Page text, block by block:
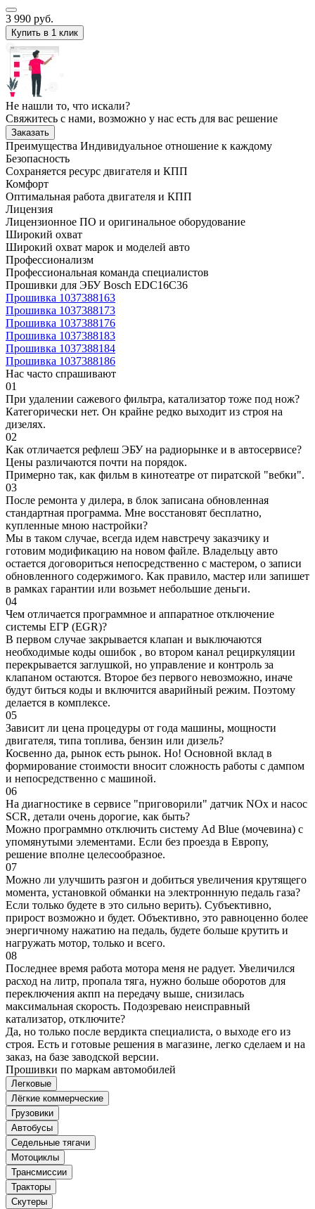
3 990 руб.
Купить в 1 клик
Не нашли то, что искали?
Свяжитесь с нами, возможно у нас есть для вас решение
Заказать
Преимущества Индивидуальное отношение к каждому
Безопасность
Сохраняется ресурс двигателя и КПП
Комфорт
Оптимальная работа двигателя и КПП
Лицензия
Лицензионное ПО и оригинальное оборудование
Широкий охват
Широкий охват марок и моделей авто
Профессионализм
Профессиональная команда специалистов
Прошивки для ЭБУ Bosch EDC16C36
Прошивка 1037388163
Прошивка 1037388173
Прошивка 1037388176
Прошивка 1037388183
Прошивка 1037388184
Прошивка 1037388186
Нас часто спрашивают
01
При удалении сажевого фильтра, катализатор тоже под нож?
Категорически нет. Он крайне редко выходит из строя на
дизелях.
02
Как отличается рефлеш ЭБУ на радиорынке и в автосервисе?
Цены различаются почти на порядок.
Примерно так, как фильм в кинотеатре от пиратской "вебки".
03
После ремонта у дилера, в блок записана обновленная
стандартная программа. Мне восстановят бесплатно,
купленные мною настройки?
Мы в таком случае, всегда идем навстречу заказчику и
готовим модификацию на новом файле. Владельцу авто
остается договориться непосредственно с мастером, о записи
обновленного содержимого. Как правило, мастер или запишет
в рамках гарантии или возьмет небольшие деньги.
04
Чем отличается программное и аппаратное отключение
системы ЕГР (EGR)?
В первом случае закрывается клапан и выключаются
необходимые коды ошибок , во втором канал рециркуляции
перекрывается заглушкой, но управление и контроль за
клапаном остаются. Второе без первого невозможно, иначе
будут биться коды и включится аварийный режим. Поэтому
делается в комплексе.
05
Зависит ли цена процедуры от года машины, мощности
двигателя, типа топлива, бензин или дизель?
Косвенно да, рынок есть рынок. Но! Основной вклад в
формирование стоимости вносит сложность работы с дампом
и непосредственно с машиной.
06
На диагностике в сервисе "приговорили" датчик NOx и насос
SCR, детали очень дорогие, как быть?
Можно программно отключить систему Ad Blue (мочевина) с
упомянутыми элементами. Если без проезда в Европу,
решение вполне целесообразное.
07
Можно ли улучшить разгон и добиться увеличения крутящего
момента, установкой обманки на электроннную педаль газа?
Если только будете в это сильно верить). Субъективно,
прирост возможно и будет. Объективно, это равноценно более
энергичному нажатию на педаль, будете больше крутить и
нагружать мотор, только и всего.
08
Последнее время работа мотора меня не радует. Увеличился
расход на литр, пропала тяга, нужно больше оборотов для
переключения акпп на передачу выше, снизилась
максимальная скорость. Подозреваю неисправный
катализатор, отключите?
Да, но только после вердикта специалиста, о выходе его из
строя. Есть и готовые решения в магазине, легко сделаем и на
заказ, на базе заводской версии.
Прошивки по маркам автомобилей
Легковые
Лёгкие коммерческие
Грузовики
Автобусы
Седельные тягачи
Мотоциклы
Трансмиссии
Тракторы
Скутеры